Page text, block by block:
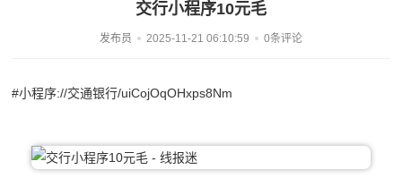
交行小程序10元毛
发布员 2025-11-21 06:10:59 0条评论
#小程序://交通银行/uiCojOqOHxps8Nm